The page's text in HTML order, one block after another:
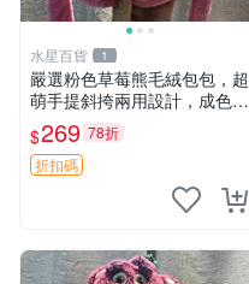
水星百貨 1
嚴選粉色草莓熊毛絨包包，超
萌手提斜挎兩用設計，成色上
佳容量大 粉紅草莓 毛絨包 超
大容量
$269 78折
折扣碼